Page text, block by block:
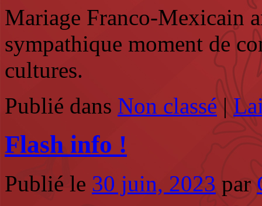
Mariage Franco-Mexicain
sympathique moment de
cultures.
Publié dans Non classé |
Flash info !
Publié le 30 juin, 2023 par